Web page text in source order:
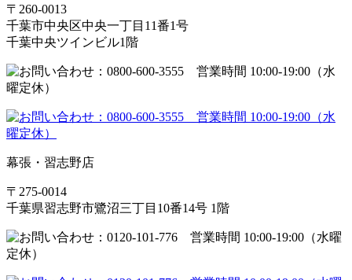
〒260-0013
千葉市中央区中央一丁目11番1号
千葉中央ツインビル1階
幕張・習志野店
〒275-0014
千葉県習志野市鷺沼三丁目10番14号 1階